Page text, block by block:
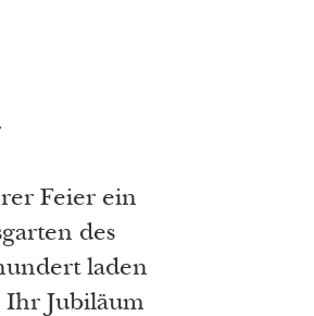
Feier ein
des
laden
Ihr Jubiläum